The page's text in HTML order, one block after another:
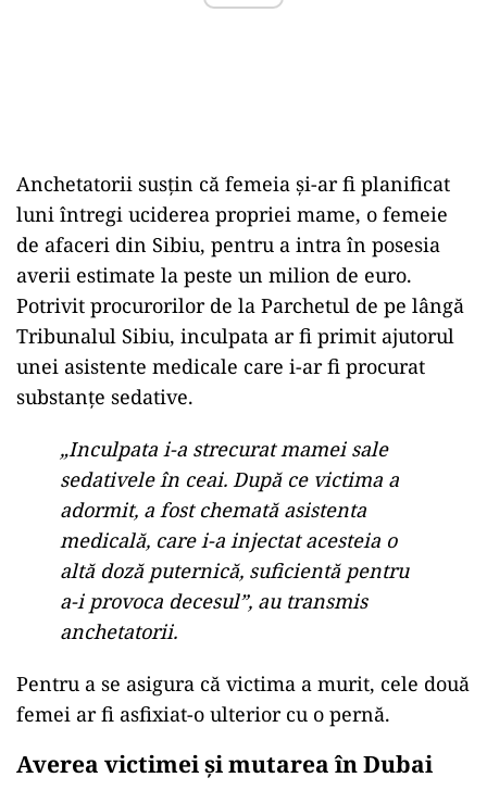
Anchetatorii susțin că femeia și-ar fi planificat
luni întregi uciderea propriei mame, o femeie
de afaceri din Sibiu, pentru a intra în posesia
averii estimate la peste un milion de euro.
Potrivit procurorilor de la Parchetul de pe lângă
Tribunalul Sibiu, inculpata ar fi primit ajutorul
unei asistente medicale care i-ar fi procurat
substanțe sedative.
„Inculpata i-a strecurat mamei sale
sedativele în ceai. După ce victima a
adormit, a fost chemată asistenta
medicală, care i-a injectat acesteia o
altă doză puternică, suficientă pentru
a-i provoca decesul”, au transmis
anchetatorii.
Pentru a se asigura că victima a murit, cele două
femei ar fi asfixiat-o ulterior cu o pernă.
Averea victimei și mutarea în Dubai